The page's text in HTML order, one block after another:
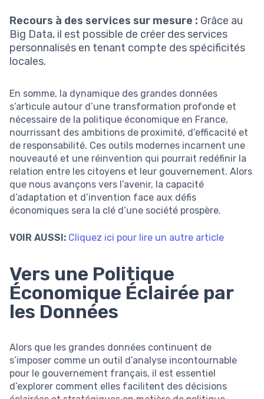
Recours à des services sur mesure : Grâce au
Big Data, il est possible de créer des services
personnalisés en tenant compte des spécificités
locales.
En somme, la dynamique des grandes données
s’articule autour d’une transformation profonde et
nécessaire de la politique économique en France,
nourrissant des ambitions de proximité, d’efficacité et
de responsabilité. Ces outils modernes incarnent une
nouveauté et une réinvention qui pourrait redéfinir la
relation entre les citoyens et leur gouvernement. Alors
que nous avançons vers l’avenir, la capacité
d’adaptation et d’invention face aux défis
économiques sera la clé d’une société prospère.
VOIR AUSSI: Cliquez ici pour lire un autre article
Vers une Politique
Économique Éclairée par
les Données
Alors que les grandes données continuent de
s’imposer comme un outil d’analyse incontournable
pour le gouvernement français, il est essentiel
d’explorer comment elles facilitent des décisions